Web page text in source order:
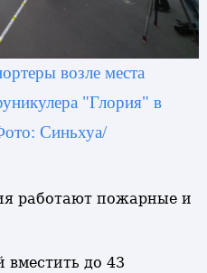
возле места
"Глория" в
Синьхуа/
работают пожарные и
до 43